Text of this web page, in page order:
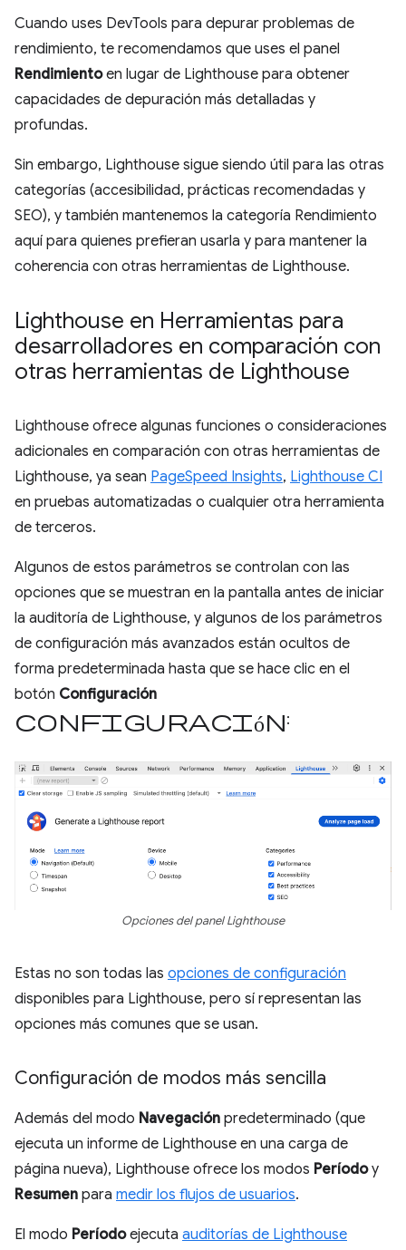
Cuando uses DevTools para depurar problemas de
rendimiento, te recomendamos que uses el panel
Rendimientoen lugar de Lighthouse para obtener
capacidades de depuración más detalladas y
profundas.
Sin embargo, Lighthouse sigue siendo útil para las otras
categorías (accesibilidad, prácticas recomendadas y
SEO), y también mantenemos la categoría Rendimiento
aquí para quienes prefieran usarla y para mantener la
coherencia con otras herramientas de Lighthouse.
Lighthouse en Herramientas para
desarrolladores en comparación con
otras herramientas de Lighthouse
Lighthouse ofrece algunas funciones o consideraciones
adicionales en comparación con otras herramientas de
Lighthouse, ya sean PageSpeed Insights, Lighthouse CI
en pruebas automatizadas o cualquier otra herramienta
de terceros.
Algunos de estos parámetros se controlan con las
opciones que se muestran en la pantalla antes de iniciar
la auditoría de Lighthouse, y algunos de los parámetros
de configuración más avanzados están ocultos de
forma predeterminada hasta que se hace clic en el
botón Configuración
configuración:
Opciones del panel Lighthouse
Estas no son todas las opciones de configuración
disponibles para Lighthouse, pero sí representan las
opciones más comunes que se usan.
Configuración de modos más sencilla
Además del modo Navegación predeterminado (que
ejecuta un informe de Lighthouse en una carga de
página nueva), Lighthouse ofrece los modos Períodoy
Resumen para medir los flujos de usuarios.
El modo Períodoejecuta auditorías de Lighthouse